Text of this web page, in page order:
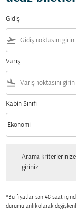
Gidiş
flight_takeoff
Varış
flight_land
Kabin Sınıfı
Kabin Sınıfı option
Ekonomi
keyboard_arrow_down
Arama
giriniz.
*Bu fiyatlar son 48 saat
durumu anlık olarak